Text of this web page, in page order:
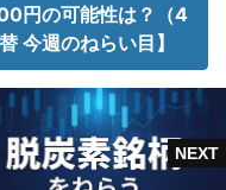
円の可能性は？（4
今週のねらい目】